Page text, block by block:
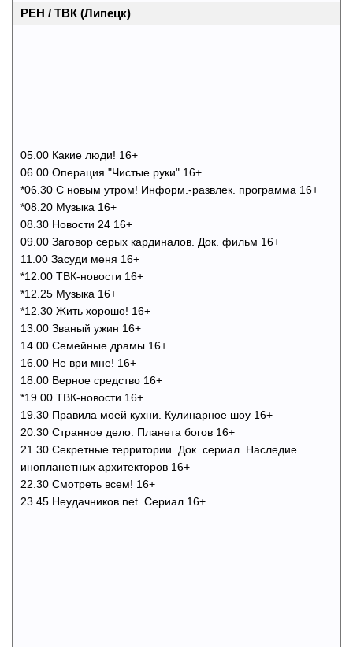
РЕН / ТВК (Липецк)
05.00 Какие люди! 16+
06.00 Операция "Чистые руки" 16+
*06.30 С новым утром! Информ.-развлек. программа 16+
*08.20 Музыка 16+
08.30 Новости 24 16+
09.00 Заговор серых кардиналов. Док. фильм 16+
11.00 Засуди меня 16+
*12.00 ТВК-новости 16+
*12.25 Музыка 16+
*12.30 Жить хорошо! 16+
13.00 Званый ужин 16+
14.00 Семейные драмы 16+
16.00 Не ври мне! 16+
18.00 Верное средство 16+
*19.00 ТВК-новости 16+
19.30 Правила моей кухни. Кулинарное шоу 16+
20.30 Странное дело. Планета богов 16+
21.30 Секретные территории. Док. сериал. Наследие
инопланетных архитекторов 16+
22.30 Смотреть всем! 16+
23.45 Неудачников.net. Сериал 16+